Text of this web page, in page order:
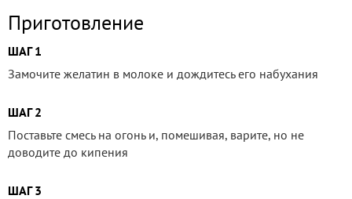
Приготовление
ШАГ 1
Замочите желатин в молоке и дождитесь его набухания
ШАГ 2
Поставьте смесь на огонь и, помешивая, варите, но не
доводите до кипения
ШАГ 3